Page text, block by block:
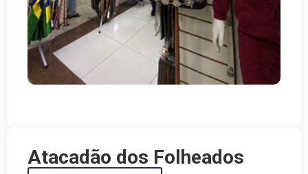
Atacadão dos Folheados